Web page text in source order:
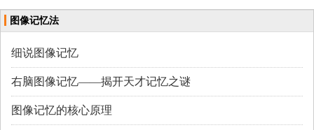
图像记忆法
细说图像记忆
右脑图像记忆——揭开天才记忆之谜
图像记忆的核心原理